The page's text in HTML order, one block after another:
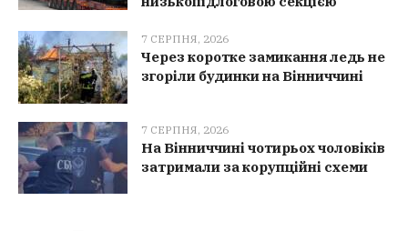
7 СЕРПНЯ, 2026
Через коротке замикання ледь не
згоріли будинки на Вінниччині
7 СЕРПНЯ, 2026
На Вінниччині чотирьох чоловіків
затримали за корупційні схеми